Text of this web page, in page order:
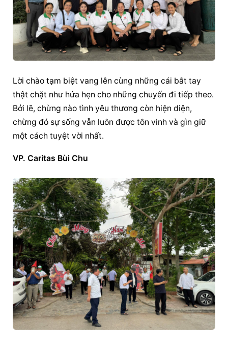
Lời chào tạm biệt vang lên cùng những cái bắt tay
thật chặt như hứa hẹn cho những chuyến đi tiếp theo.
Bởi lẽ, chừng nào tình yêu thương còn hiện diện,
chừng đó sự sống vẫn luôn được tôn vinh và gìn giữ
một cách tuyệt vời nhất.
VP. Caritas Bùi Chu